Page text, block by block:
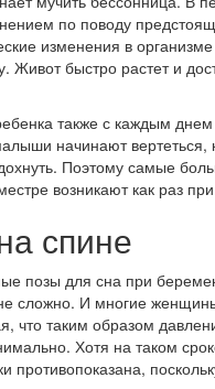
по поводу
изменения в
Живот быстро растет и
также с каждым
начинают вертеться,
Поэтому самые
возникают как раз
спине
позы для сна при
сложно. И многие
что таким образом
Хотя на таком
противопоказана,